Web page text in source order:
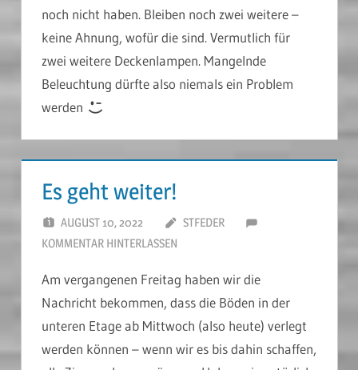
noch nicht haben. Bleiben noch zwei weitere –
keine Ahnung, wofür die sind. Vermutlich für
zwei weitere Deckenlampen. Mangelnde
Beleuchtung dürfte also niemals ein Problem
werden
Es geht weiter!
AUGUST 10, 2022
STFEDER
KOMMENTAR HINTERLASSEN
Am vergangenen Freitag haben wir die
Nachricht bekommen, dass die Böden in der
unteren Etage ab Mittwoch (also heute) verlegt
werden können – wenn wir es bis dahin schaffen,